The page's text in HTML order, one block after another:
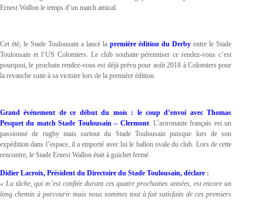
Ernest Wallon le temps d’un match amical.
Cet été, le Stade Toulousain a lancé lapremière édition du Derby entre le Stade
Toulousain et l’US Colomiers. Le club souhaite pérenniser ce rendez-vous c’est
pourquoi, le prochain rendez-vous est déjà prévu pour août 2018 à Colomiers pour
la revanche suite à sa victoire lors de la première édition.
Grand événement de ce début du mois : le coup d’envoi avec Thomas
Pesquet du match Stade Toulousain – Clermont. L’astronaute français est un
passionné de rugby mais surtout du Stade Toulousain puisque lors de son
expédition dans l’espace, il a emporté avec lui le ballon ovale du club. Lors de cette
rencontre, le Stade Ernest Wallon était à guichet fermé.
Didier Lacroix, Président du Directoire du Stade Toulousain, déclare :
« La tâche, qui m’est confiée durant ces quatre prochaines années, est encore un
long chemin à parcourir mais nous sommes tout à fait satisfaits de ces premiers